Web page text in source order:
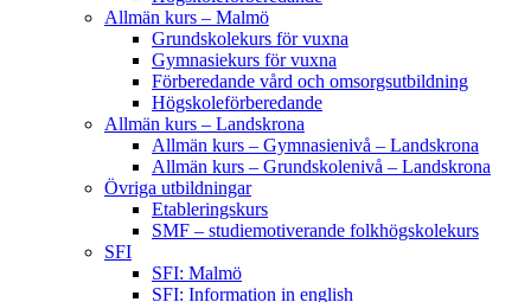
Allmän kurs – Malmö
Grundskolekurs för vuxna
Gymnasiekurs för vuxna
Förberedande vård och omsorgsutbildning
Högskoleförberedande
Allmän kurs – Landskrona
Allmän kurs – Gymnasienivå – Landskrona
Allmän kurs – Grundskolenivå – Landskrona
Övriga utbildningar
Etableringskurs
SMF – studiemotiverande folkhögskolekurs
SFI
SFI: Malmö
SFI: Information in english